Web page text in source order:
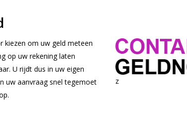
kiezen om uw geld meteen
op uw rekening laten
U rijdt dus in uw eigen
uw aanvraag snel tegemoet
z